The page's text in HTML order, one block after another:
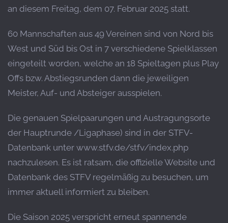
an diesem Freitag, dem 07. Februar 2025 statt.
60 Mannschaften aus 49 Vereinen sind von Nord bis
West und Süd bis Ost in 7 verschiedene Spielklassen
eingeteilt worden, welche an 18 Spieltagen plus Play
Offs bzw. Abstiegsrunden dann die jeweiligen
Meister, Auf- und Absteiger ausspielen.
Die genauen Spielpaarungen und Austragungsorte
der Hauptrunde /Ligaphase) sind in der STFV-
Datenbank unter www.stfv.de/stfv/index.php
nachzulesen. Es ist ratsam, die offizielle Website und
Datenbank des STFV regelmäßig zu besuchen, um
immer aktuell informiert zu bleiben.
Die Saison 2025 verspricht erneut spannende